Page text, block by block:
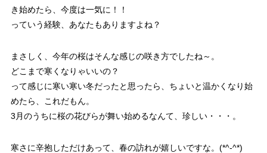
き始めたら、今度は一気に！！
っていう経験、あなたもありますよね？
まさしく、今年の桜はそんな感じの咲き方でしたね～。
どこまで寒くなりゃいいの？
って感じに寒い寒い冬だったと思ったら、ちょいと温かくなり始
めたら、これだもん。
3月のうちに桜の花びらが舞い始めるなんて、珍しい・・・。
寒さに辛抱しただけあって、春の訪れが嬉しいですな。(*^-^*)